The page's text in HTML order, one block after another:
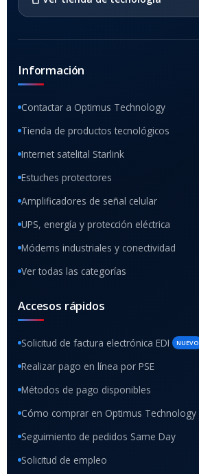
Información
Contactar a Optimus Technology
Tienda de productos tecnológicos
Internet satelital Starlink
Estuches protectores
Amplificadores de señal celular
UPS, energía y protección eléctrica
Módems industriales y conectividad
Ver todas las categorías
Accesos rápidos
Solicitud de factura electrónica EDI NUEVO
Realizar pago en línea por PSE
Métodos de pago disponibles
Cómo comprar en Optimus Technology
Seguimiento de pedidos Same Day
Solicitud de empleo